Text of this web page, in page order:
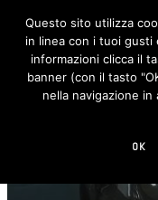
Questo sito utilizza
in linea con i tuoi gusti
informazioni clicca il
banner (con il tasto
nella navigazione
OK